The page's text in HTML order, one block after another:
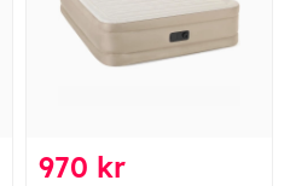
970 kr